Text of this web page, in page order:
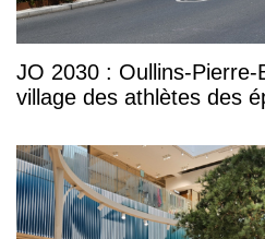
JO 2030 : Oullins-Pierre-
village des athlètes des